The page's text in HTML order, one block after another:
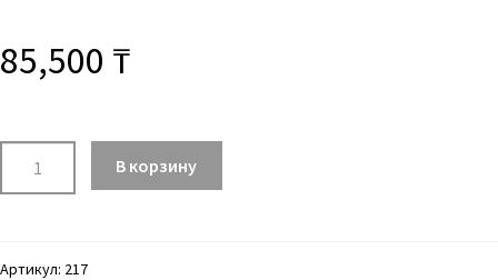
85,500 ₸
товара
В корзину
Артикул: 217